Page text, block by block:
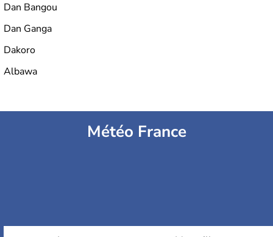
Dan Bangou
Dan Ganga
Dakoro
Albawa
Météo France